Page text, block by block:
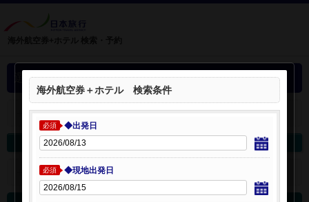
選択中の海外航空券+ホテル
選択中の航空券・ホテルを開く：
海外航空券を変更 海外ホテルを変更
検索条件を開く：
海外航空券＋ホテル 検索条件
必須 ◆出発日
必須 ◆現地出発日